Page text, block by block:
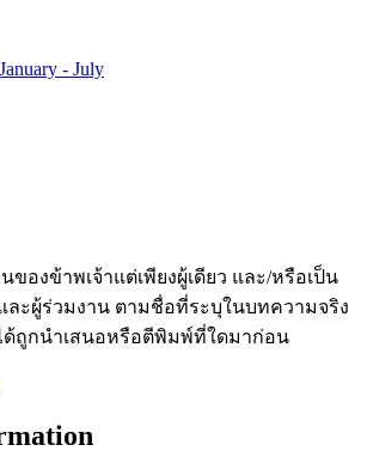
- July
องข้าพเจ้าแต่เพียงผู้เดียว และ/หรือเป็น
ละผู้ร่วมงาน ตามชื่อที่ระบุในบทความจริง
ด้ถูกนำเสนอหรือตีพิมพ์ที่ใดมาก่อน